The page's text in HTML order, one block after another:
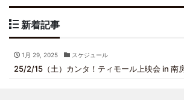
新着記事
1月 29, 2025 スケジュール
25/2/15（土）カンタ！ティモール上映会 in 南